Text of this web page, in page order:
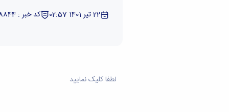
22 تیر 1401 02:57 کد خبر : 5328844
لطفا کلیک نمایید